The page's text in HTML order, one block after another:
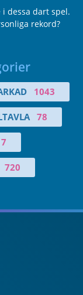
dessa dart spel.
rekord?
1043
78
720